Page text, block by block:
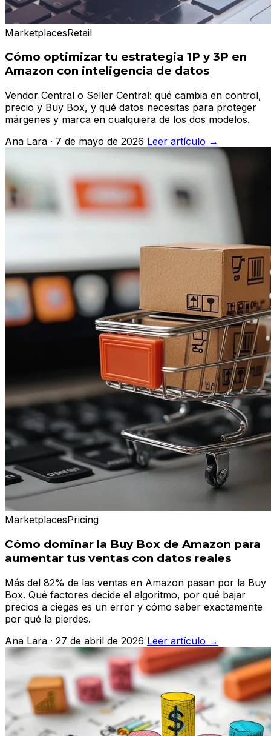
MarketplacesRetail
Cómo optimizar tu estrategia 1P y 3P en
Amazon con inteligencia de datos
Vendor Central o Seller Central: qué cambia en control,
precio y Buy Box, y qué datos necesitas para proteger
márgenes y marca en cualquiera de los dos modelos.
Ana Lara · 7 de mayo de 2026 Leer artículo →
MarketplacesPricing
Cómo dominar la Buy Box de Amazon para
aumentar tus ventas con datos reales
Más del 82% de las ventas en Amazon pasan por la Buy
Box. Qué factores decide el algoritmo, por qué bajar
precios a ciegas es un error y cómo saber exactamente
por qué la pierdes.
Ana Lara · 27 de abril de 2026 Leer artículo →